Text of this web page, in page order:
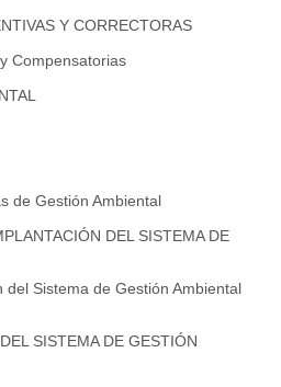
Y CORRECTORAS
Compensatorias
de Gestión Ambiental
DEL SISTEMA DE
Sistema de Gestión Ambiental
SISTEMA DE GESTIÓN